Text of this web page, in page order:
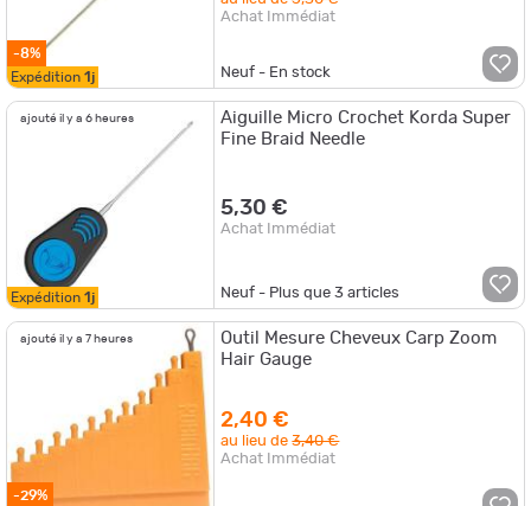
-8%
Expédition 1j
Achat Immédiat
Neuf - En stock
ajouté il y a 6 heures
Expédition 1j
Aiguille Micro Crochet Korda Super
Fine Braid Needle
5,30 €
Achat Immédiat
Neuf - Plus que3 articles
ajouté il y a 7 heures
-29%
Outil Mesure Cheveux Carp Zoom
Hair Gauge
2,40 €
au lieu de3,40 €
Achat Immédiat